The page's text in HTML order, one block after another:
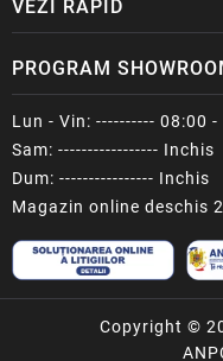
VEZI RAPID
PROGRAM
Lun - Vin: ---------- 08:00 -
Sam: ----------------- Inchis
Dum: ---------------- Inchis
Magazin online deschis
Copyright ©